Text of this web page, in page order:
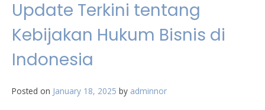
Update Terkini tentang
Kebijakan Hukum Bisnis di
Indonesia
Posted on January 18, 2025 by adminnor